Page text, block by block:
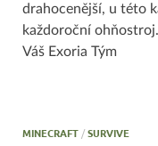
drahocenější, u této
každoroční
Váš Exoria Tým
MINECRAFT /SURVIVE